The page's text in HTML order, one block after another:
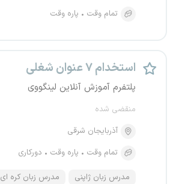
تمام وقت
پاره وقت
استخدام ۷ عنوان شغلی
پلتفرم آموزش آنلاین لینگووی
منقضی شده
آذربایجان شرقی
تمام وقت
پاره وقت دورکاری
مدرس زبان ژاپنی مدرس زبان کره ای